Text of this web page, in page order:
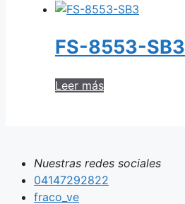
FS-8553-SB3
Leer más
Nuestras redes sociales
04147292822
fraco_ve